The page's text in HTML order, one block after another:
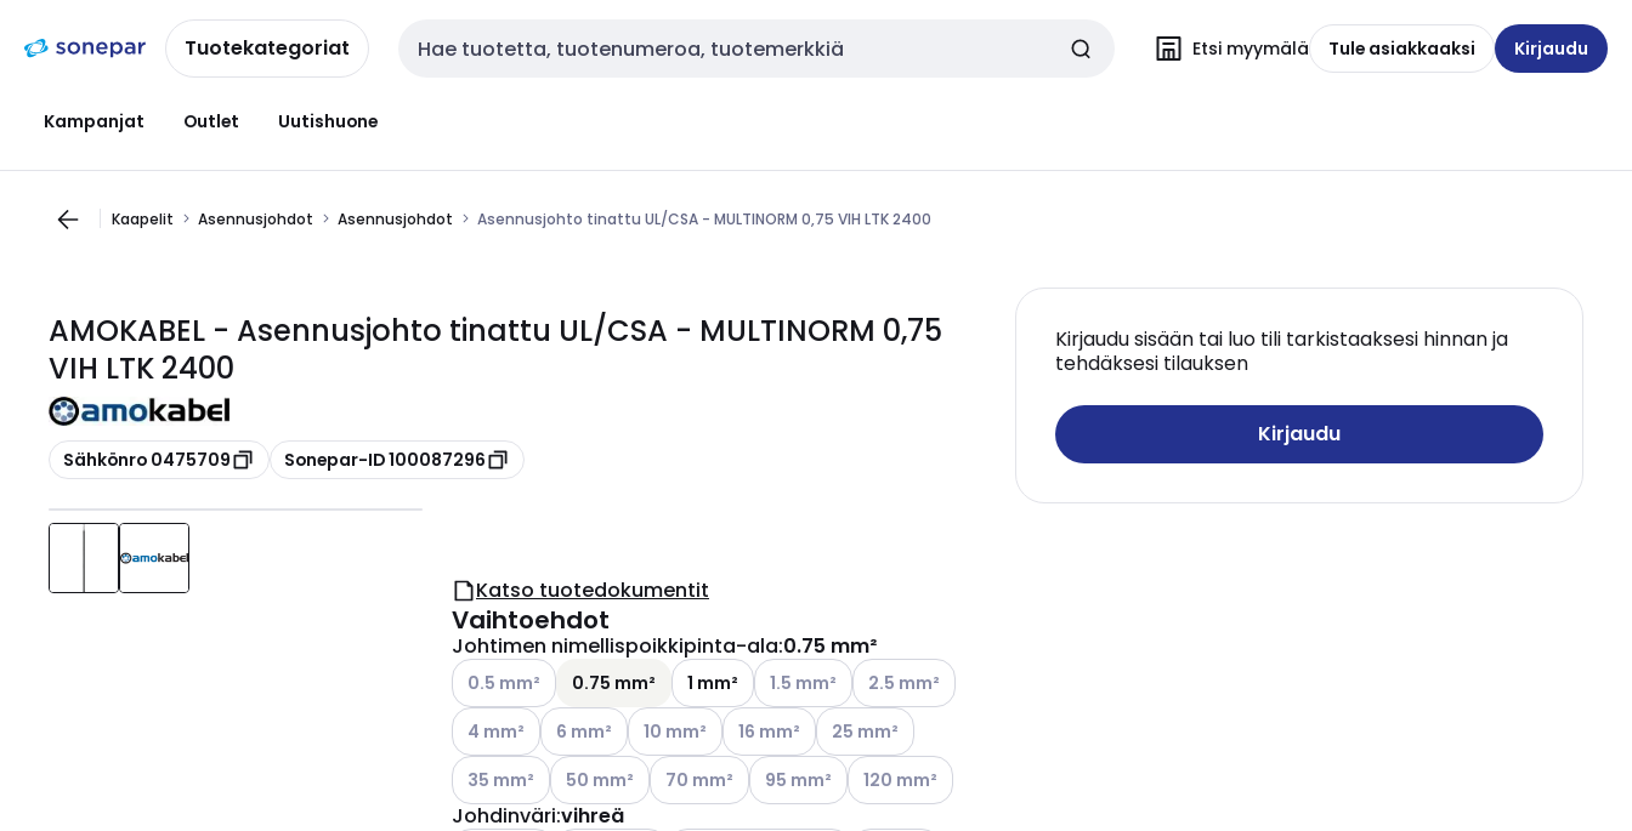
navigointiinsisältöönTuotekategoriat Haku Etsi myymälä Tule asiakkaaksi Kirjaudu
Kampanjat Outlet Uutishuone
Kaapelit Asennusjohdot Asennusjohdot Asennusjohto tinattu UL/CSA - MULTINORM 0,75 VIH LTK 2400
AMOKABEL - Asennusjohto tinattu UL/CSA - MULTINORM 0,75
VIH LTK 2400
Kopioi
Sähkönro 0475709 Kopioi
Sonepar-ID 100087296
Kirjaudu sisään tai luo tili tarkistaaksesi hinnan ja
tehdäksesi tilauksen
Kirjaudu
Katso tuotedokumentit
Vaihtoehdot
Johtimen nimellispoikkipinta-ala:0.75 mm²
Katso käytettävissä olevat vaihtoehdot
0.5 mm² 0.75 mm² 1 mm² Katso käytettävissä olevat vaihtoehdot
1.5 mm² Katso käytettävissä olevat vaihtoehdot
2.5 mm²
Katso käytettävissä olevat vaihtoehdot
4 mm² Katso käytettävissä olevat vaihtoehdot
6 mm² Katso käytettävissä olevat vaihtoehdot
10 mm² Katso käytettävissä olevat vaihtoehdot
16 mm² Katso käytettävissä olevat vaihtoehdot
25 mm²
Katso käytettävissä olevat vaihtoehdot
35 mm² Katso käytettävissä olevat vaihtoehdot
50 mm² Katso käytettävissä olevat vaihtoehdot
70 mm² Katso käytettävissä olevat vaihtoehdot
95 mm² Katso käytettävissä olevat vaihtoehdot
120 mm²
Johdinväri:vihreä